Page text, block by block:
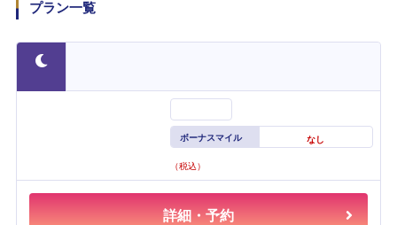
プラン一覧
ボーナスマイル なし
（税込）
詳細・予約